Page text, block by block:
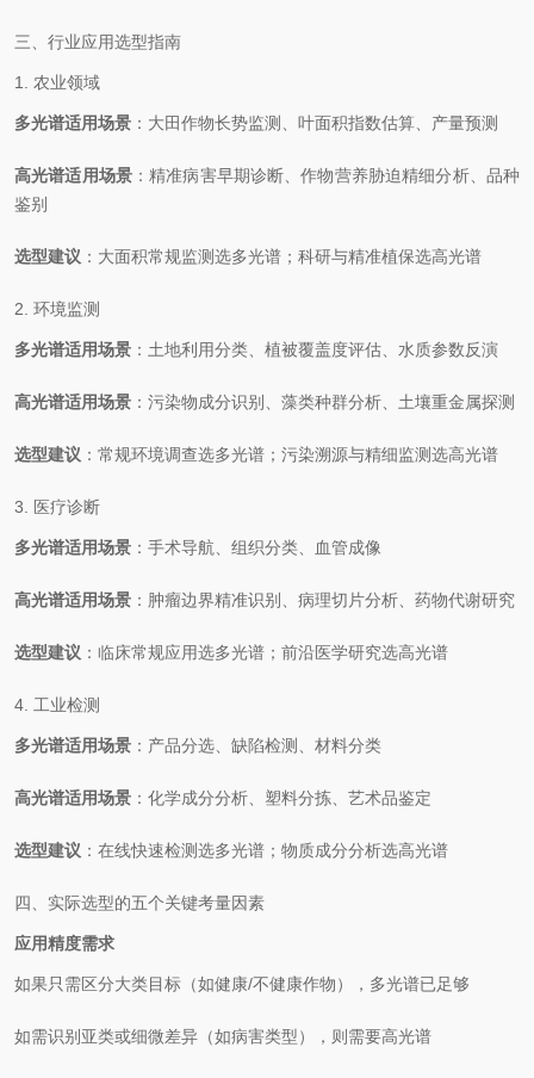
三、行业应用选型指南
1. 农业领域
多光谱适用场景 ：大田作物长势监测、叶面积指数估算、产量预测
高光谱适用场景：精准病害早期诊断、作物营养胁迫精细分析、品种
鉴别
选型建议 ：大面积常规监测选多光谱；科研与精准植保选高光谱
2. 环境监测
多光谱适用场景 ：土地利用分类、植被覆盖度评估、水质参数反演
高光谱适用场景 ：污染物成分识别、藻类种群分析、土壤重金属探测
选型建议 ：常规环境调查选多光谱；污染溯源与精细监测选高光谱
3. 医疗诊断
多光谱适用场景 ：手术导航、组织分类、血管成像
高光谱适用场景 ：肿瘤边界精准识别、病理切片分析、药物代谢研究
选型建议 ：临床常规应用选多光谱；前沿医学研究选高光谱
4. 工业检测
多光谱适用场景 ：产品分选、缺陷检测、材料分类
高光谱适用场景 ：化学成分分析、塑料分拣、艺术品鉴定
选型建议 ：在线快速检测选多光谱；物质成分分析选高光谱
四、实际选型的五个关键考量因素
应用精度需求
如果只需区分大类目标（如健康/不健康作物），多光谱已足够
如需识别亚类或细微差异（如病害类型），则需要高光谱